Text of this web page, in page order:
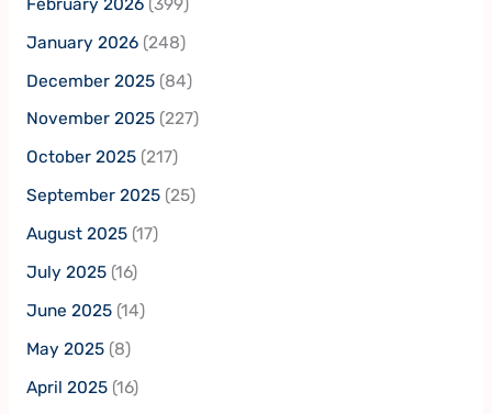
February 2026(399)
January 2026(248)
December 2025(84)
November 2025(227)
October 2025(217)
September 2025(25)
August 2025(17)
July 2025(16)
June 2025(14)
May 2025(8)
April 2025(16)